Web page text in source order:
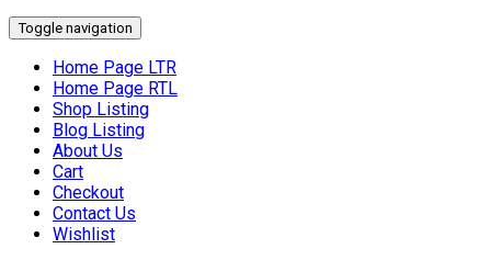
Toggle navigation
Home Page LTR
Home Page RTL
Shop Listing
Blog Listing
About Us
Cart
Checkout
Contact Us
Wishlist